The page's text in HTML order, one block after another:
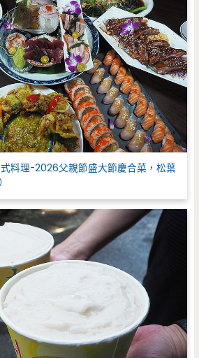
料理-2026父親節盛大節慶合菜，松葉